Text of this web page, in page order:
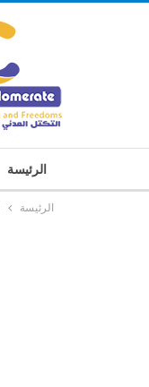
الرئيسة
الرئيسة